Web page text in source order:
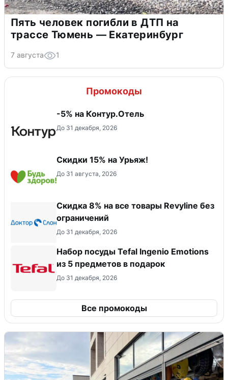
Пять человек погибли в ДТП на
трассе Тюмень — Екатеринбург
7 августа 1
Промокоды
-5% на Контур.Отель
До 31 декабря, 2026
Скидки 15% на Урьяж!
До 31 августа, 2026
​Скидка 8% на все товары Revyline без
ограничений
До 31 декабря, 2026
Набор посуды Tefal Ingenio Emotions
из 5 предметов в подарок
До 31 декабря, 2026
Все промокоды